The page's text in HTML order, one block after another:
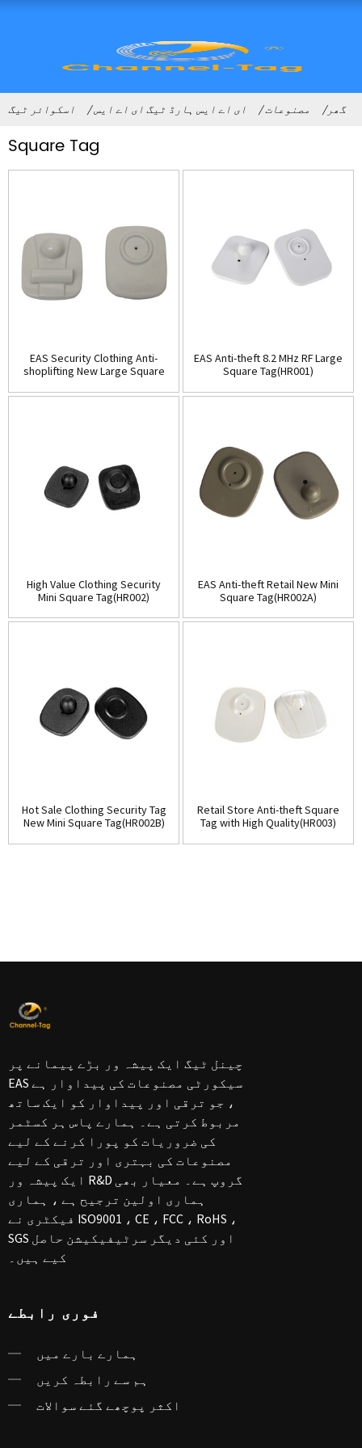
گھر مصنوعات ای اے ایس ہارڈ ٹیگ ای اے ایس اسکوائر ٹیگ
Square Tag
EAS Security Clothing Anti-
shoplifting New Large Square
EAS Anti-theft 8.2 MHz RF Large
Square Tag(HR001)
High Value Clothing Security
Mini Square Tag(HR002)
EAS Anti-theft Retail New Mini
Square Tag(HR002A)
Hot Sale Clothing Security Tag
New Mini Square Tag(HR002B)
Retail Store Anti-theft Square
Tag with High Quality(HR003)
چینل ٹیگ ایک پیشہ ور بڑے پیمانے پر
EAS سیکورٹی مصنوعات کی پیداوار ہے
، جو ترقی اور پیداوار کو ایک ساتھ
مربوط کرتی ہے۔ ہمارے پاس ہر کسٹمر
کی ضروریات کو پورا کرنے کے لیے
مصنوعات کی بہتری اور ترقی کے لیے
ایک پیشہ ور R&D گروپ ہے۔ معیار بھی
ہماری اولین ترجیح ہے ، ہماری
فیکٹری نے ISO9001 ، CE ، FCC ، RoHS ،
SGS اور کئی دیگر سرٹیفیکیشن حاصل
کیے ہیں۔
فوری رابطے
ہمارے بارے میں
ہم سے رابطہ کریں
اکثر پوچھے گئے سوالات